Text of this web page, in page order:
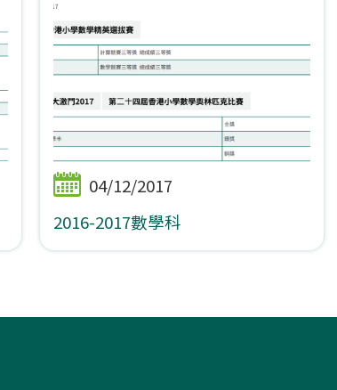
04/12/2017
2016-2017數學科